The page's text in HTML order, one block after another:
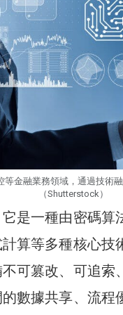
金融業務領域，通過技術
（Shutterstock）
是一種由密碼算
算等多種核心技
可篡改、可追索
數據共享、流程